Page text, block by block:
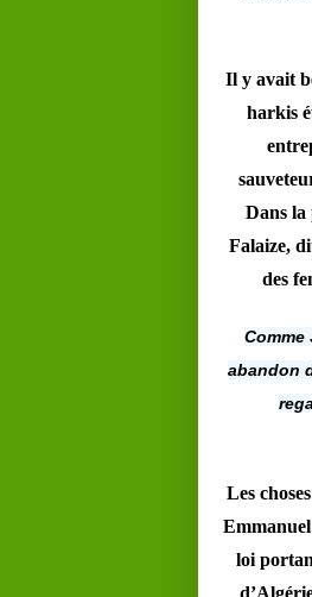
Il y avait
harkis
Dans la
Falaize,
des
Comme
abandon
Les
loi